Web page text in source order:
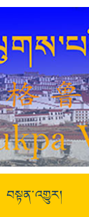
བསྟན་འགྱུར།